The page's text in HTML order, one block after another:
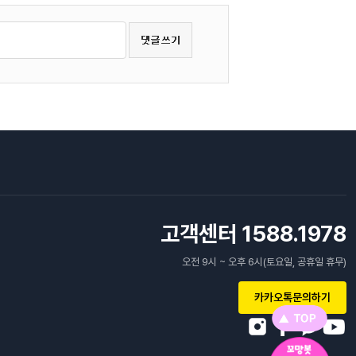
고객센터 1588.1978
오전 9시 ~ 오후 6시(토요일, 공휴일 휴무)
카카오톡문의하기